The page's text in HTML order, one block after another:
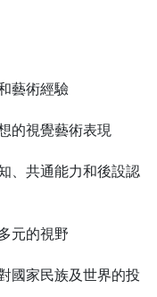
藝術經驗
的視覺藝術表現
、共通能力和後設認
元的視野
國家民族及世界的投